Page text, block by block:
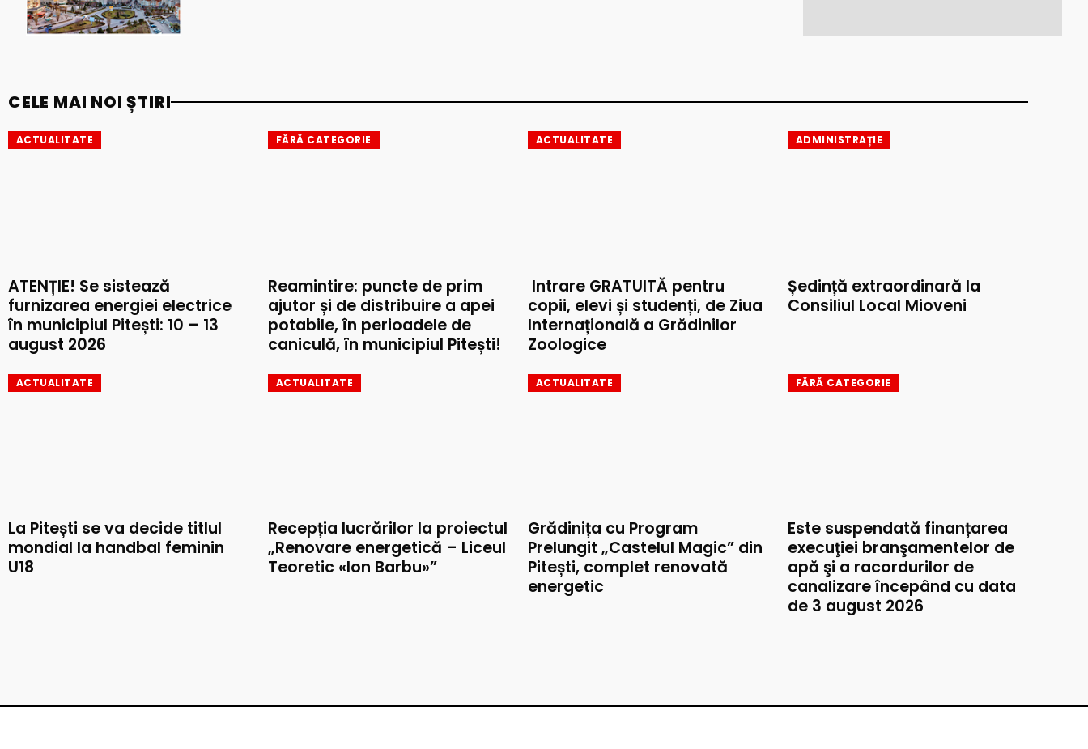
CELE MAI NOI ȘTIRI
ACTUALITATE
ATENȚIE! Se sistează
furnizarea energiei electrice
în municipiul Pitești: 10 – 13
august 2026
FĂRĂ CATEGORIE
Reamintire: puncte de prim
ajutor și de distribuire a apei
potabile, în perioadele de
caniculă, în municipiul Pitești!
ACTUALITATE
Intrare GRATUITĂ pentru
copii, elevi și studenți, de Ziua
Internațională a Grădinilor
Zoologice
ADMINISTRAȚIE
Ședință extraordinară la
Consiliul Local Mioveni
ACTUALITATE
La Pitești se va decide titlul
mondial la handbal feminin
U18
ACTUALITATE
Recepția lucrărilor la proiectul
„Renovare energetică – Liceul
Teoretic «Ion Barbu»”
ACTUALITATE
Grădinița cu Program
Prelungit „Castelul Magic” din
Pitești, complet renovată
energetic
FĂRĂ CATEGORIE
Este suspendată finanțarea
execuţiei branşamentelor de
apă şi a racordurilor de
canalizare începând cu data
de 3 august 2026